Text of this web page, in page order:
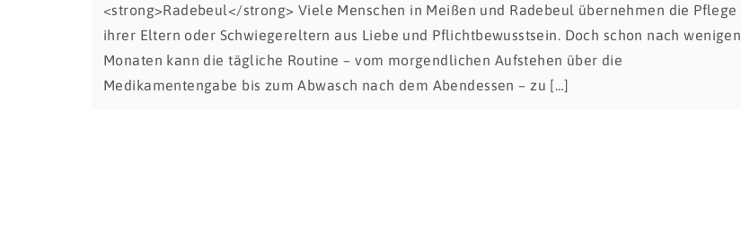
<strong>Radebeul</strong> Viele Menschen in Meißen und Radebeul übernehmen die Pflege
ihrer Eltern oder Schwiegereltern aus Liebe und Pflichtbewusstsein. Doch schon nach wenigen
Monaten kann die tägliche Routine – vom morgendlichen Aufstehen über die
Medikamentengabe bis zum Abwasch nach dem Abendessen – zu […]